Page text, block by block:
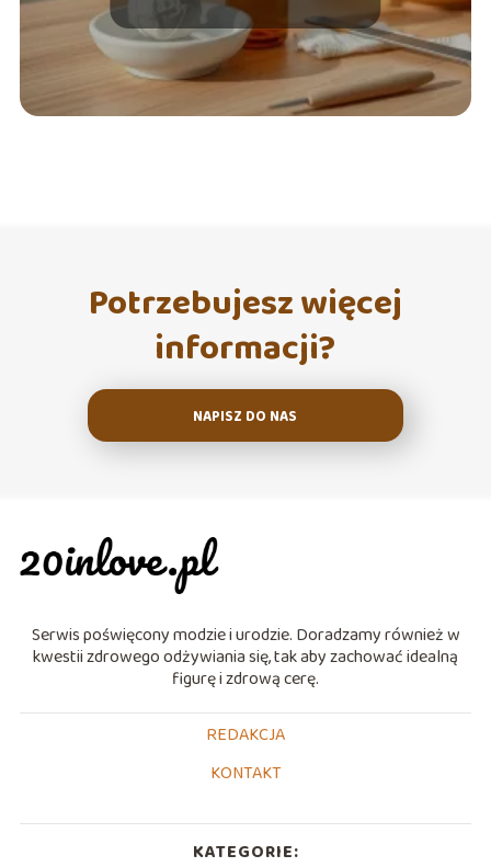
Potrzebujesz więcej
informacji?
NAPISZ DO NAS
Serwis poświęcony modzie i urodzie. Doradzamy również w
kwestii zdrowego odżywiania się, tak aby zachować idealną
figurę i zdrową cerę.
REDAKCJA
KONTAKT
KATEGORIE: